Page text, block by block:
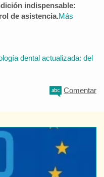
indispensable:
de asistencia.Más
dental actualizada: del
Comentar